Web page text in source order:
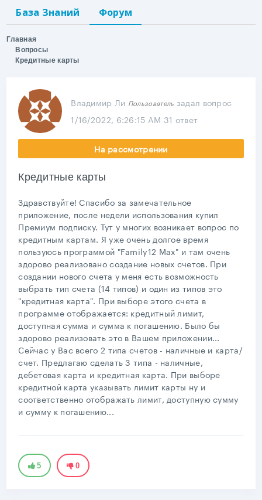
База Знаний Форум
Главная
Вопросы
Кредитные карты
Владимир Ли Пользователь задал вопрос
1/16/2022, 6:26:15 AM 31 ответ
На рассмотрении
Кредитные карты
Здравствуйте! Спасибо за замечательное
приложение, после недели использования купил
Премиум подписку. Тут у многих возникает вопрос по
кредитным картам. Я уже очень долгое время
пользуюсь программой "Family12 Max" и там очень
здорово реализовано создание новых счетов. При
создании нового счета у меня есть возможность
выбрать тип счета (14 типов) и один из типов это
"кредитная карта". При выборе этого счета в
программе отображается: кредитный лимит,
доступная сумма и сумма к погашению. Было бы
здорово реализовать это в Вашем приложении...
Сейчас у Вас всего 2 типа счетов - наличные и карта/
счет. Предлагаю сделать 3 типа - наличные,
дебетовая карта и кредитная карта. При выборе
кредитной карта указывать лимит карты ну и
соответственно отображать лимит, доступную сумму
и сумму к погашению...
5 0